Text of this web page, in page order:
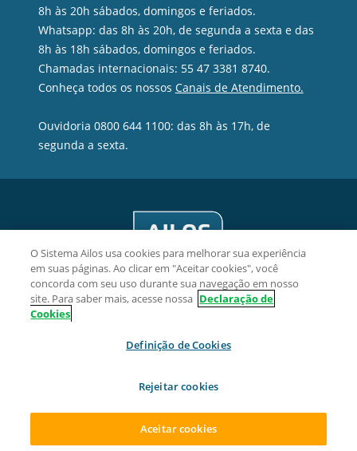
8h às 20h sábados, domingos e feriados.
Whatsapp: das 8h às 20h, de segunda a sexta e das
8h às 18h sábados, domingos e feriados.
Chamadas internacionais: 55 47 3381 8740.
Conheça todos os nossos Canais de Atendimento.
Ouvidoria 0800 644 1100: das 8h às 17h, de
segunda a sexta.
Credelesc Cooperativa de Crédito - CNPJ 08.850.613/0001-20
2026 Sistema Ailos. Todos os direitos reservados.
O Sistema Ailos usa cookies para melhorar sua experiência
em suas páginas. Ao clicar em "Aceitar cookies", você
concorda com seu uso durante sua navegação em nosso
site. Para saber mais, acesse nossa Declaração de
Cookies
Definição de Cookies
Rejeitar cookies
Aceitar cookies